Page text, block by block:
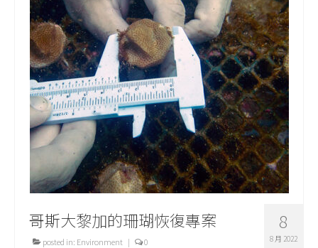
8
8 月 2022
哥斯大黎加的珊瑚恢復專案
posted in: Environment | 0